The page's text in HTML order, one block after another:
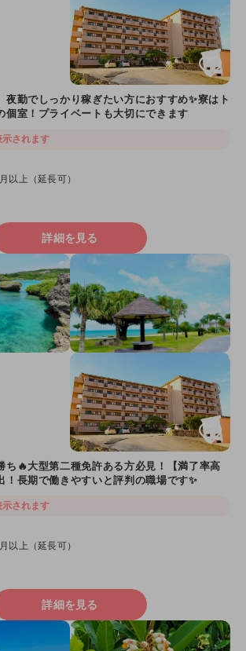
夜勤でしっかり稼ぎたい方におすすめ✨寮はト
個室！プライベートも大切にできます
されます
以上（延長可）
詳細を見る
ち🔥大型第二種免許ある方必見！【満了率高
！長期で働きやすいと評判の職場です✨
されます
以上（延長可）
詳細を見る